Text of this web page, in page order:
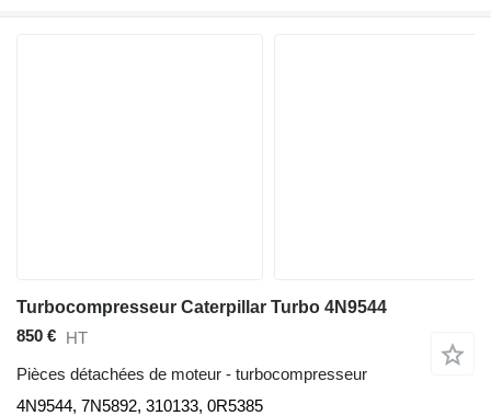
Turbocompresseur Caterpillar Turbo 4N9544
850 € HT
Pièces détachées de moteur - turbocompresseur
4N9544, 7N5892, 310133, 0R5385